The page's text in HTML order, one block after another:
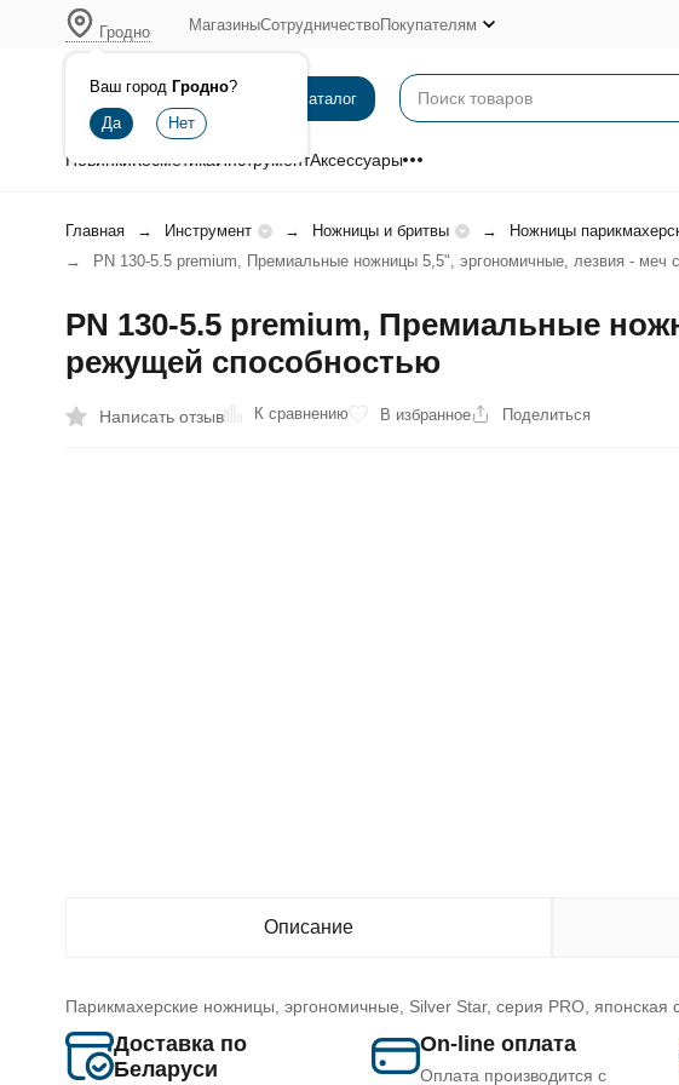
Гродно
Ваш город Гродно?
МагазиныСотрудничествоПокупателям
Каталог
НовинкиКосметикаИнструментАксессуары
Главная Инструмент Ножницы и бритвы
Ножницы
PN 130-5.5 premium, Премиальные ножницы 5,5", эргономичные, лезвия -
PN 130-5.5 premium, Премиальные
режущей способностью
Написать отзыв К сравнению В избранное Поделиться
Описание
Парикмахерские ножницы, эргономичные, Silver Star, серия PRO,
Доставка по
Беларуси
On-line оплата
Оплата производится с